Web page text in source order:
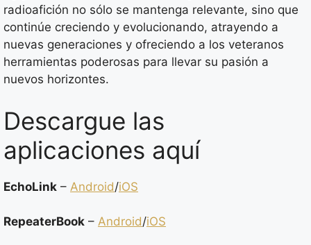
radioafición no sólo se mantenga relevante, sino que
continúe creciendo y evolucionando, atrayendo a
nuevas generaciones y ofreciendo a los veteranos
herramientas poderosas para llevar su pasión a
nuevos horizontes.
Descargue las
aplicaciones aquí
EchoLink – Android/iOS
RepeaterBook – Android/iOS